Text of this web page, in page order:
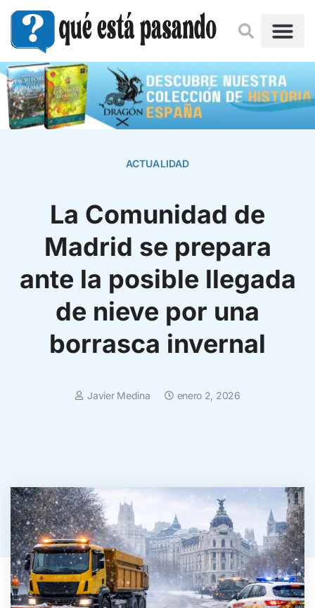
ACTUALIDAD
La Comunidad de
Madrid se prepara
ante la posible llegada
de nieve por una
borrasca invernal
Javier Medina enero 2, 2026